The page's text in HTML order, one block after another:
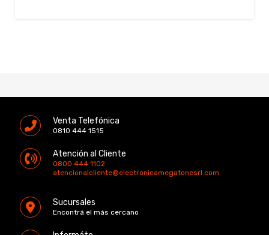
Venta Telefónica
0810 444 1515
Atención al Cliente
0800 444 1102
atencionalcliente@electronicamegatonesrl.com
Sucursales
Encontrá el más cercano